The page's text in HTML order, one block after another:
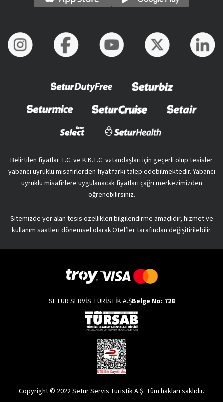
Belirtilen fiyatlar T.C. ve K.K.T.C. vatandaşları için geçerli olup tesisler
yabancı uyruklu misafirlerden fiyat farkı talep edebilmektedir. Yabancı
uyruklu misafirlere uygulanacak fiyatları çağrı merkezimizden
öğrenebilirsiniz.
Sitemizde yer alan tesis özellikleri bilgilendirme amaçlıdır, hizmet ve
kullanım saatleri dönemsel olarak Otel’ler tarafından değişitirilebilir.
SETUR SERVİS TURİSTİK A.ŞBelge No: 728
Copyright © 2022 Setur Servis Turistik A.Ş. Tüm hakları saklıdır.